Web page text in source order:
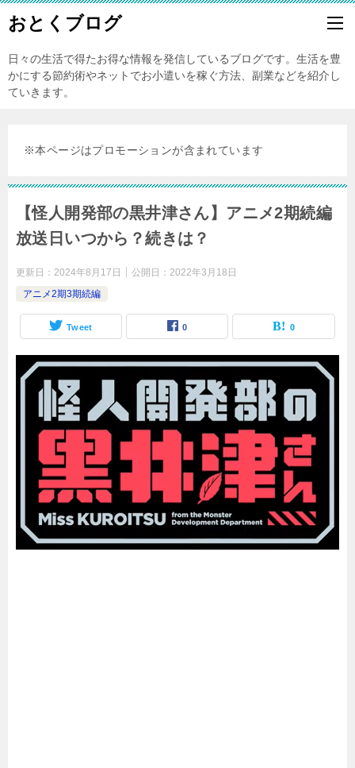
おとくブログ
日々の生活で得たお得な情報を発信しているブログです。生活を豊
かにする節約術やネットでお小遣いを稼ぐ方法、副業などを紹介し
ていきます。
※本ページはプロモーションが含まれています
【怪人開発部の黒井津さん】アニメ2期続編
放送日いつから？続きは？
更新日： 2024年8月17日 公開日： 2022年3月18日
アニメ2期3期続編
Tweet 0 0